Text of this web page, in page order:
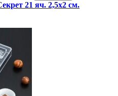
21 яч. 2,5х2 см.